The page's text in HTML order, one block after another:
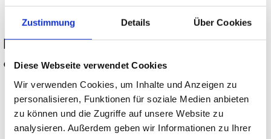
Zustimmung Details Über Cookies
Diese Webseite verwendet Cookies
Wir verwenden Cookies, um Inhalte und Anzeigen zu
personalisieren, Funktionen für soziale Medien anbieten
zu können und die Zugriffe auf unsere Website zu
analysieren. Außerdem geben wir Informationen zu Ihrer
DAS BRINGEN SIE MIT:
Erfolgreich abgeschlossene Ausbildung
zum Chemikanten (m/w/d) oder eine
andere vergleichbare technische
Ausbildung (wie z.B.